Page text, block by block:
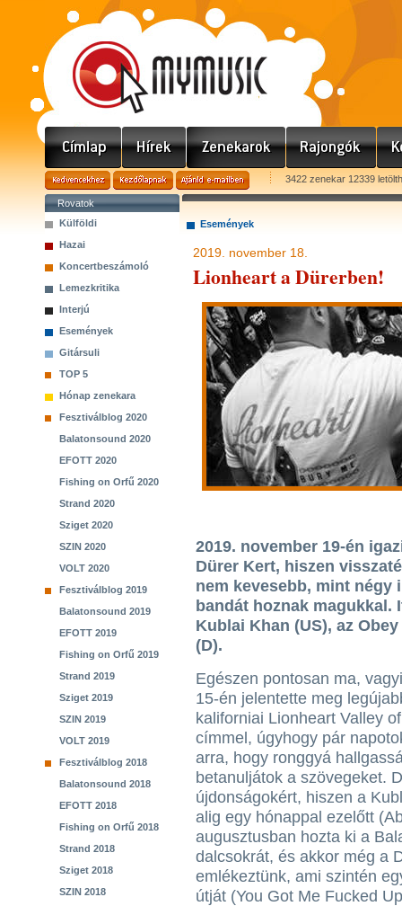
3422 zenekar 12339
Rovatok
Külföldi
Hazai
Koncertbeszámoló
Lemezkritika
Interjú
Események
Gitársuli
TOP 5
Hónap zenekara
Fesztiválblog 2020
Balatonsound 2020
EFOTT 2020
Fishing on Orfű 2020
Strand 2020
Sziget 2020
SZIN 2020
VOLT 2020
Fesztiválblog 2019
Balatonsound 2019
EFOTT 2019
Fishing on Orfű 2019
Strand 2019
Sziget 2019
SZIN 2019
VOLT 2019
Fesztiválblog 2018
Balatonsound 2018
EFOTT 2018
Fishing on Orfű 2018
Strand 2018
Sziget 2018
SZIN 2018
Események
2019. november 18.
Lionheart a Dürerben!
2019. november 19-én
Dürer Kert, hiszen
nem kevesebb, mint négy
bandát hoznak magukkal.
Kublai Khan (US), az
(D).
Egészen pontosan ma,
15-én jelentette meg
kaliforniai Lionheart Valley
címmel, úgyhogy pár
arra, hogy ronggyá
betanuljátok a szövegeket.
újdonságokért, hiszen a
alig egy hónappal ezelőtt
augusztusban hozta ki a
dalcsokrát, és akkor még a
emlékeztünk, ami szintén
útját (You Got Me Fucked